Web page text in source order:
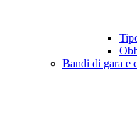
Bandi di gara e